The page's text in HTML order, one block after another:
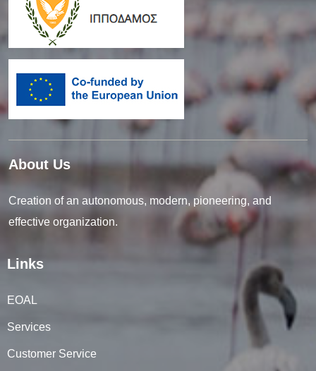
About Us
Creation of an autonomous, modern, pioneering, and
effective organization.
Links
EOAL
Services
Customer Service